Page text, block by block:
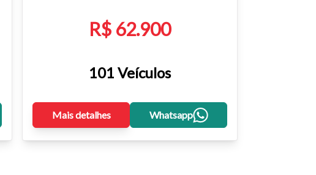
R$ 62.900
101 Veículos
Mais detalhes Whatsapp